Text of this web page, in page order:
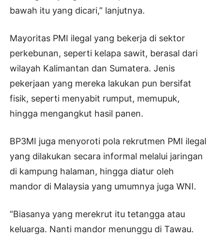
bawah itu yang dicari,” lanjutnya.
Mayoritas PMI ilegal yang bekerja di sektor
perkebunan, seperti kelapa sawit, berasal dari
wilayah Kalimantan dan Sumatera. Jenis
pekerjaan yang mereka lakukan pun bersifat
fisik, seperti menyabit rumput, memupuk,
hingga mengangkut hasil panen.
BP3MI juga menyoroti pola rekrutmen PMI ilegal
yang dilakukan secara informal melalui jaringan
di kampung halaman, hingga diatur oleh
mandor di Malaysia yang umumnya juga WNI.
“Biasanya yang merekrut itu tetangga atau
keluarga. Nanti mandor menunggu di Tawau.